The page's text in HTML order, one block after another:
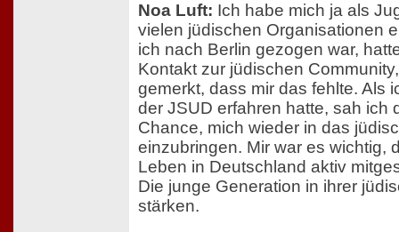
Noa Luft: Ich habe mich ja als
vielen jüdischen Organisationen
ich nach Berlin gezogen war,
Kontakt zur jüdischen
gemerkt, dass mir das fehlte. Als
der JSUD erfahren hatte, sah ich
Chance, mich wieder in das
einzubringen. Mir war es wichtig,
Leben in Deutschland aktiv
Die junge Generation in ihrer
stärken.